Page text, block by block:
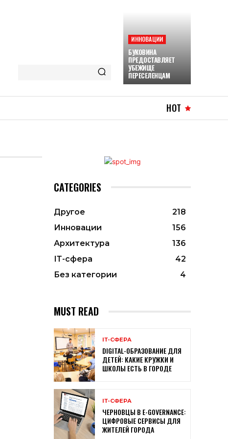
ИННОВАЦИИ
БУКОВИНА
ПРЕДОСТАВЛЯЕТ
УБЕЖИЩЕ
ПЕРЕСЕЛЕНЦАМ
HOT
CATEGORIES
Другое
218
Инновации
156
Архитектура
136
ІТ-сфера
42
Без категории
4
MUST READ
ІТ-СФЕРА
DIGITAL-ОБРАЗОВАНИЕ ДЛЯ
ДЕТЕЙ: КАКИЕ КРУЖКИ И
ШКОЛЫ ЕСТЬ В ГОРОДЕ
ІТ-СФЕРА
ЧЕРНОВЦЫ В E-GOVERNANCE:
ЦИФРОВЫЕ СЕРВИСЫ ДЛЯ
ЖИТЕЛЕЙ ГОРОДА